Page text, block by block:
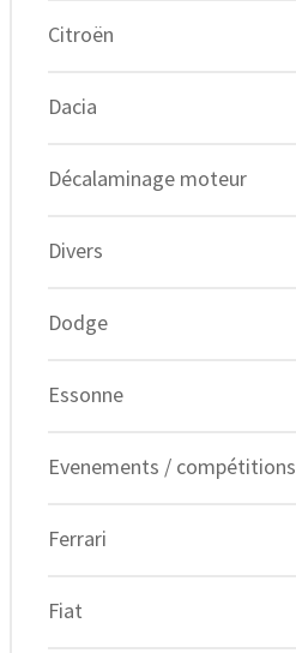
Citroën
Dacia
Décalaminage moteur
Divers
Dodge
Essonne
Evenements / compétitions
Ferrari
Fiat